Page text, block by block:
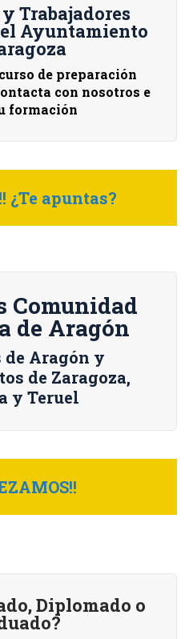
Trabajadores
Ayuntamiento
de preparación
con nosotros e
formación
¿Te apuntas?
Comunidad
de Aragón
de Aragón y
de Zaragoza,
y Teruel
Diplomado o